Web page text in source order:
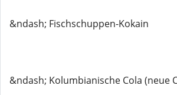
&ndash; Fischschuppen-Kokain
&ndash; Kolumbianische Cola (neue